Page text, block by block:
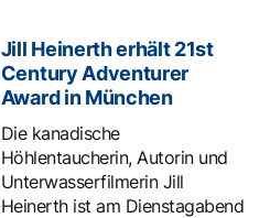
Jill Heinerth erhält 21st
Century Adventurer
Award in München
Die kanadische
Höhlentaucherin, Autorin und
Unterwasserfilmerin Jill
Heinerth ist am Dienstagabend